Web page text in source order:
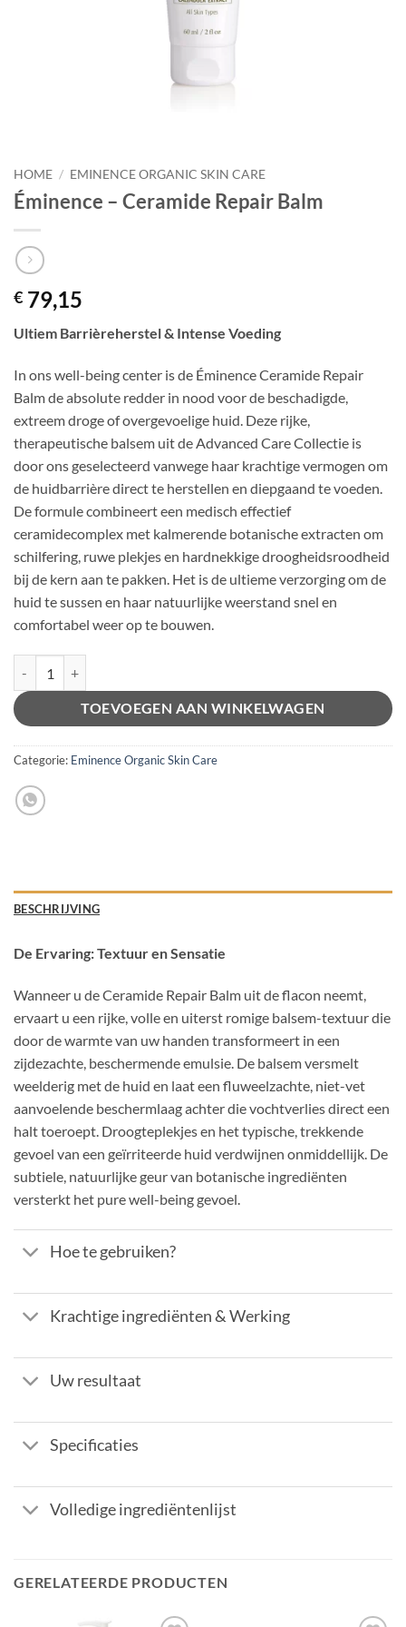
HOME / EMINENCE ORGANIC SKIN CARE
Éminence – Ceramide Repair Balm
€ 79,15
Ultiem Barrièreherstel & Intense Voeding
In ons well-being center is de Éminence Ceramide Repair
Balm de absolute redder in nood voor de beschadigde,
extreem droge of overgevoelige huid. Deze rijke,
therapeutische balsem uit de Advanced Care Collectie is
door ons geselecteerd vanwege haar krachtige vermogen om
de huidbarrière direct te herstellen en diepgaand te voeden.
De formule combineert een medisch effectief
ceramidecomplex met kalmerende botanische extracten om
schilfering, ruwe plekjes en hardnekkige droogheidsroodheid
bij de kern aan te pakken. Het is de ultieme verzorging om de
huid te sussen en haar natuurlijke weerstand snel en
comfortabel weer op te bouwen.
TOEVOEGEN AAN WINKELWAGEN
Categorie: Eminence Organic Skin Care
BESCHRIJVING
De Ervaring: Textuur en Sensatie
Wanneer u de Ceramide Repair Balm uit de flacon neemt,
ervaart u een rijke, volle en uiterst romige balsem-textuur die
door de warmte van uw handen transformeert in een
zijdezachte, beschermende emulsie. De balsem versmelt
weelderig met de huid en laat een fluweelzachte, niet-vet
aanvoelende beschermlaag achter die vochtverlies direct een
halt toeroept. Droogteplekjes en het typische, trekkende
gevoel van een geïrriteerde huid verdwijnen onmiddellijk. De
subtiele, natuurlijke geur van botanische ingrediënten
versterkt het pure well-being gevoel.
Hoe te gebruiken?
Krachtige ingrediënten & Werking
Uw resultaat
Specificaties
Volledige ingrediëntenlijst
GERELATEERDE PRODUCTEN